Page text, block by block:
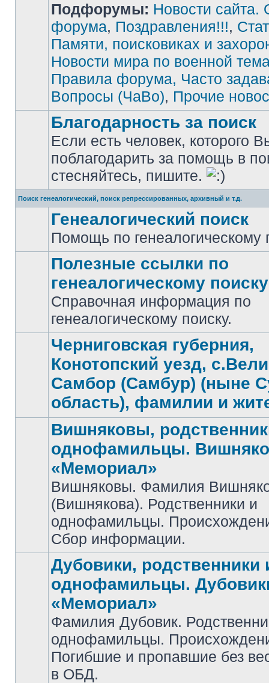
Нет
непрочитанных
сообщений
Подфорумы: Новости сайта.
форума, Поздравления!!!,
Памяти, поисковиках и
Новости мира по военной
Правила форума, Часто
Вопросы (ЧаВо), Прочие
сообщений
Благодарность за поиск
Если есть человек, которого
поблагодарить за помощь в
стесняйтесь, пишите.
Поиск генеалогический, поиск репрессированных, архивный и т.д.
сообщений
Генеалогический поиск
Помощь по генеалогическому
Нет
непрочитанных
сообщений
Полезные ссылки по
генеалогическому поиску
Справочная информация по
генеалогическому поиску.
Нет
сообщений
Черниговская губерния,
Конотопский уезд,
Самбор (Самбур) (ныне
область), фамилии и
непрочитанных
сообщений
Вишняковы,
однофамильцы.
«Мемориал»
Вишняковы. Фамилия
(Вишнякова). Родственники и
однофамильцы.
Сбор информации.
непрочитанных
сообщений
Дубовики, родственники
однофамильцы.
«Мемориал»
Фамилия Дубовик.
однофамильцы.
Погибшие и пропавшие без
в ОБД.